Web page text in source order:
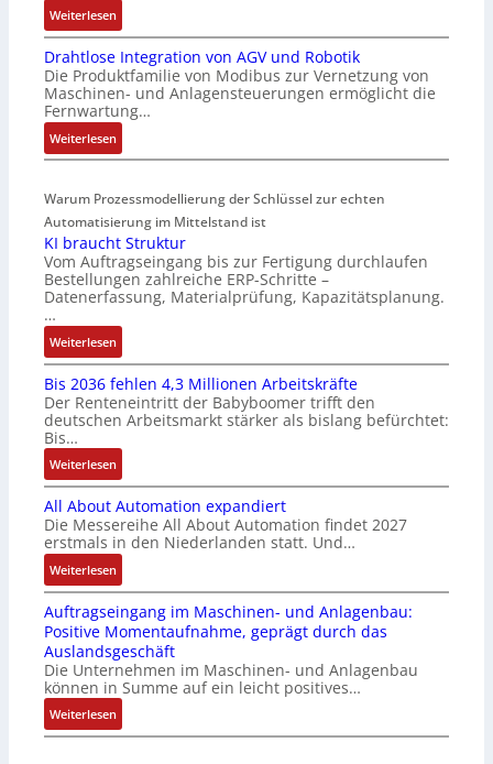
r
-
n
t
e
g
r
t
i
o
n
i
F
a
n
u
c
C
-
S
y
t
e
m
e
4
4
-
Z
e
r
t
f
i
z
i
e
u
n
b
e
ä
t
i
g
R
e
i
e
g
a
Weiterlesen:
M
a
r
k
t
s
t
r
t
f
ü
r
m
u
l
t
i
v
r
i
b
l
e
S
e
u
e
r
u
n
Drahtlose Integration von AGV und Robotik
Die Produktfamilie von Modibus zur Vernetzung von
Maschinen- und Anlagensteuerungen ermöglicht die
Fernwartung…
Weiterlesen:
D
a
h
t
l
o
s
e
I
n
t
e
g
r
a
t
i
o
n
v
o
n
A
G
V
u
n
d
Warum Prozessmodellierung der Schlüssel zur echten
Automatisierung im Mittelstand ist
KI braucht Struktur
Vom Auftragseingang bis zur Fertigung durchlaufen
Bestellungen zahlreiche ERP-Schritte –
Datenerfassung, Materialprüfung, Kapazitätsplanung.
…
Weiterlesen:
K
I
b
r
a
u
c
h
t
S
t
r
u
k
t
u
r
Bis 2036 fehlen 4,3 Millionen Arbeitskräfte
Der Renteneintritt der Babyboomer trifft den
deutschen Arbeitsmarkt stärker als bislang befürchtet:
Bis…
Weiterlesen:
B
i
s
2
0
3
6
f
e
h
l
e
n
All About Automation expandiert
Die Messereihe All About Automation findet 2027
erstmals in den Niederlanden statt. Und…
Weiterlesen:
A
l
l
A
b
o
u
t
Auftragseingang im Maschinen- und Anlagenbau:
Positive Momentaufnahme, geprägt durch das
Auslandsgeschäft
Die Unternehmen im Maschinen- und Anlagenbau
können in Summe auf ein leicht positives…
Weiterlesen:
A